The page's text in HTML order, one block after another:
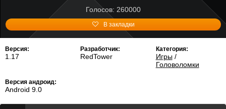
Голосов: 260000
В закладки
Версия:
1.17
Разработчик:
RedTower
Категория:
Игры/
Головоломки
Версия андроид:
Android 9.0